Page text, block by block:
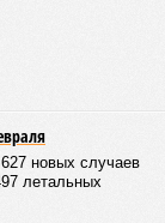
новых случаев
летальных